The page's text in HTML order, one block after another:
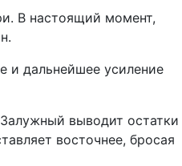
В настоящий момент,
и дальнейшее усиление
выводит остатки
восточнее, бросая